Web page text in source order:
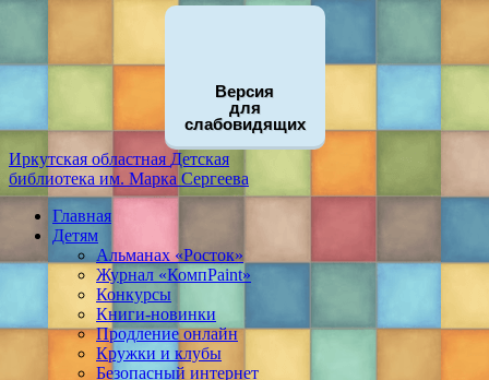
Версия
для
слабовидящих
Иркутская областная Детская
библиотека им. Марка Сергеева
Главная
Детям
Альманах «Росток»
Журнал «КомпPaint»
Конкурсы
Книги-новинки
Продление онлайн
Кружки и клубы
Безопасный интернет